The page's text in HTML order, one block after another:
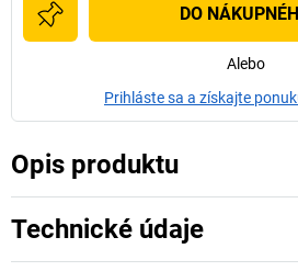
DO
Alebo
Prihláste sa a získajte
Opis produktu
Technické údaje